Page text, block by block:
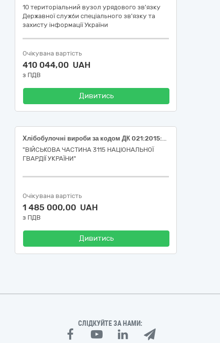
10 територіальний вузол урядового зв'язку
Державної служби спеціального зв'язку та
захисту інформації України
Очікувана вартість
410 044,00 UAH
з ПДВ
Дивитись
Хлібобулочні вироби за кодом ДК 021:2015:15810000-9 «Хлібопродукти, свіжовипечені хлібобулочні та кондитерські вироби» Хліб із суміші борошна житнього обдирного і пшеничного 1 сорту (ДК 021:2015:15811100-7: «Хліб»).
"ВІЙСЬКОВА ЧАСТИНА 3115 НАЦІОНАЛЬНОЇ
ГВАРДІЇ УКРАЇНИ"
Очікувана вартість
1 485 000,00 UAH
з ПДВ
Дивитись
СЛІДКУЙТЕ ЗА НАМИ: